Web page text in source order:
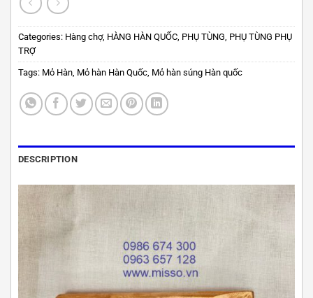
Categories: Hàng chợ, HÀNG HÀN QUỐC PHỤ TÙNG PHỤ TÙNG PHỤ
TRỢ
Tags: Mỏ Hàn Mỏ hàn Hàn Quốc Mỏ hàn súng Hàn quốc
DESCRIPTION